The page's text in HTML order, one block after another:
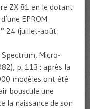
ZX 81 en le dotant
EPROM
24 (juillet-août
Micro-
p. 113 : après la
modèles ont été
bouscule une
la naissance de son